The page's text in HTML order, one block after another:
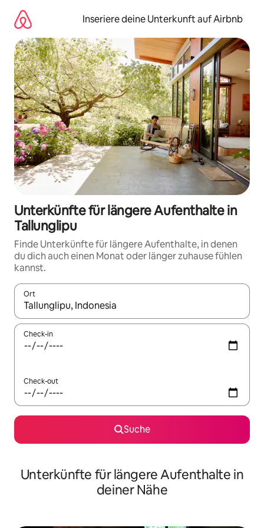
Inhalten
springen
Inseriere deine Unterkunft auf Airbnb
Unterkünfte für längere Aufenthalte in
Tallunglipu
Finde Unterkünfte für längere Aufenthalte, in denen
du dich auch einen Monat oder länger zuhause fühlen
kannst.
Ort
Wenn Ergebnisse verfügbar sind, navigiere mit den
Check-in
Check-out
Suche
Unterkünfte für längere Aufenthalte in
deiner Nähe